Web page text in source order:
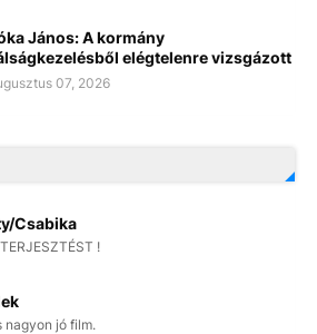
János: A kormány
elégtelenre vizsgázott
07, 2026
Csabika
!
nagyon jó film.